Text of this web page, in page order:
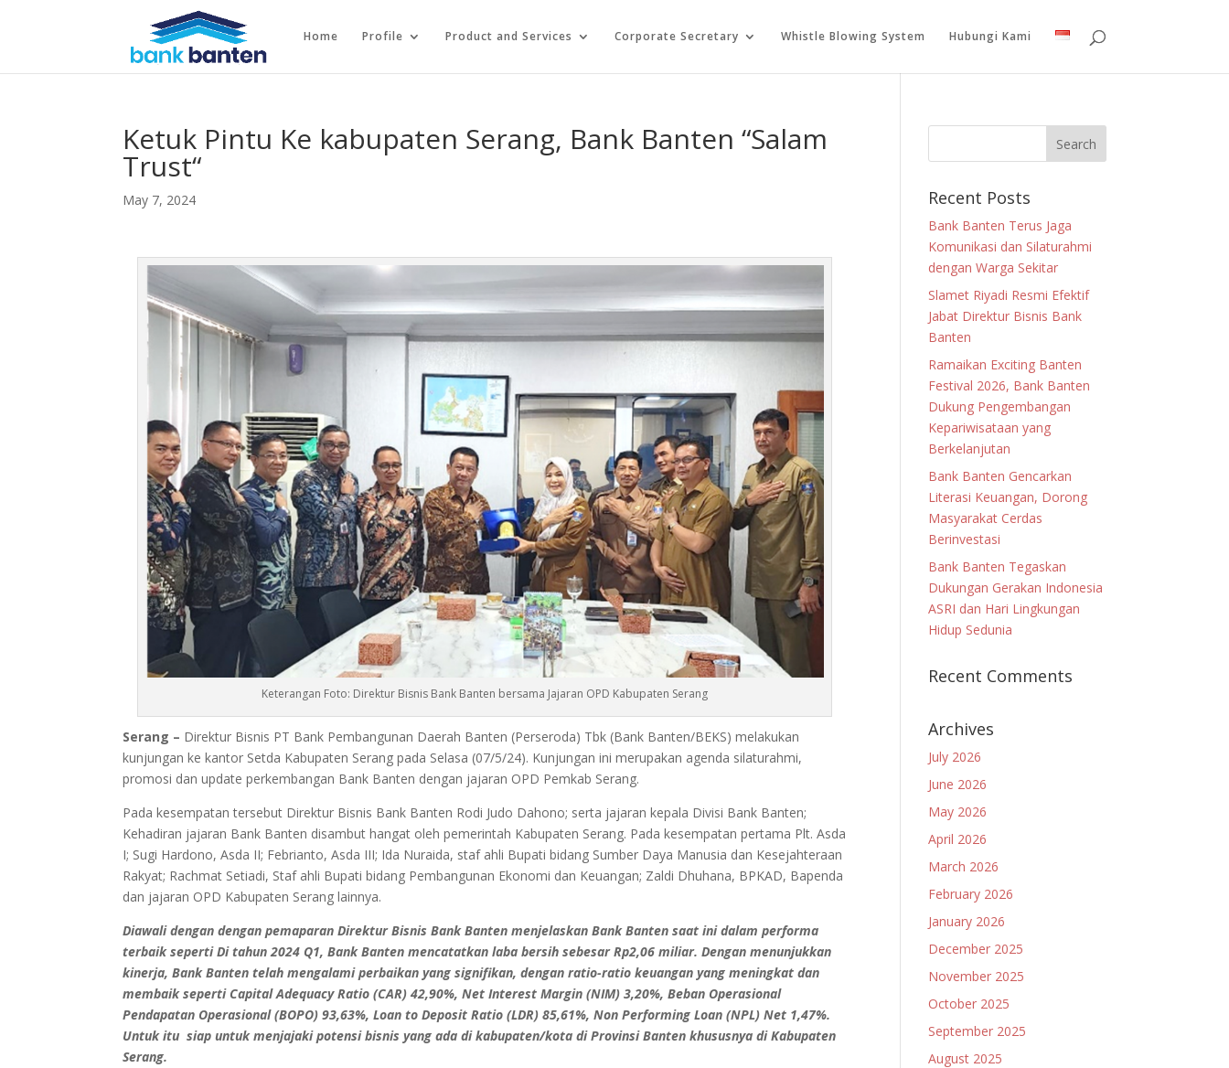
Home Profile Product and Services Corporate Secretary Whistle Blowing System Hubungi Kami
Ketuk Pintu Ke kabupaten Serang, Bank Banten “Salam
Trust“
May 7, 2024
Keterangan Foto: Direktur Bisnis Bank Banten bersama Jajaran OPD Kabupaten Serang
Serang – Direktur Bisnis PT Bank Pembangunan Daerah Banten (Perseroda) Tbk (Bank Banten/BEKS) melakukan
kunjungan ke kantor Setda Kabupaten Serang pada Selasa (07/5/24). Kunjungan ini merupakan agenda silaturahmi,
promosi dan update perkembangan Bank Banten dengan jajaran OPD Pemkab Serang.
Pada kesempatan tersebut Direktur Bisnis Bank Banten Rodi Judo Dahono; serta jajaran kepala Divisi Bank Banten;
Kehadiran jajaran Bank Banten disambut hangat oleh pemerintah Kabupaten Serang. Pada kesempatan pertama Plt. Asda
I; Sugi Hardono, Asda II; Febrianto, Asda III; Ida Nuraida, staf ahli Bupati bidang Sumber Daya Manusia dan Kesejahteraan
Rakyat; Rachmat Setiadi, Staf ahli Bupati bidang Pembangunan Ekonomi dan Keuangan; Zaldi Dhuhana, BPKAD, Bapenda
dan jajaran OPD Kabupaten Serang lainnya.
Diawali dengan dengan pemaparan Direktur Bisnis Bank Banten menjelaskan Bank Banten saat ini dalam performa
terbaik seperti Di tahun 2024 Q1, Bank Banten mencatatkan laba bersih sebesar Rp2,06 miliar. Dengan menunjukkan
kinerja, Bank Banten telah mengalami perbaikan yang signifikan, dengan ratio-ratio keuangan yang meningkat dan
membaik seperti Capital Adequacy Ratio (CAR) 42,90%, Net Interest Margin (NIM) 3,20%, Beban Operasional
Pendapatan Operasional (BOPO) 93,63%, Loan to Deposit Ratio (LDR) 85,61%, Non Performing Loan (NPL) Net 1,47%.
Untuk itu siap untuk menjajaki potensi bisnis yang ada di kabupaten/kota di Provinsi Banten khususnya di Kabupaten
Serang.
Recent Posts
Bank Banten Terus Jaga
Komunikasi dan Silaturahmi
dengan Warga Sekitar
Slamet Riyadi Resmi Efektif
Jabat Direktur Bisnis Bank
Banten
Ramaikan Exciting Banten
Festival 2026, Bank Banten
Dukung Pengembangan
Kepariwisataan yang
Berkelanjutan
Bank Banten Gencarkan
Literasi Keuangan, Dorong
Masyarakat Cerdas
Berinvestasi
Bank Banten Tegaskan
Dukungan Gerakan Indonesia
ASRI dan Hari Lingkungan
Hidup Sedunia
Recent Comments
Archives
July 2026
June 2026
May 2026
April 2026
March 2026
February 2026
January 2026
December 2025
November 2025
October 2025
September 2025
August 2025